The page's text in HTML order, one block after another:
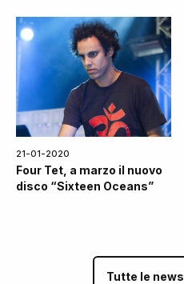
21-01-2020
Four Tet, a marzo il nuovo
disco “Sixteen Oceans”
Tutte le news